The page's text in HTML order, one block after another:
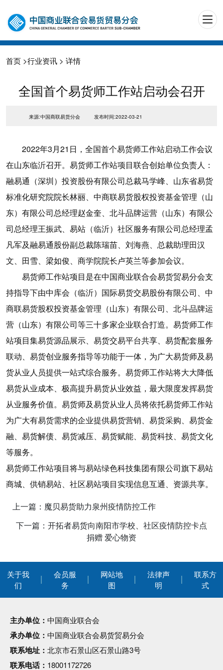
首页 >行业资讯 > 详情
全国首个易货师工作站启动会召开
来源:中国商联易货分会 发布时间:2022-03-21
2022年3月21日，全国首个易货师工作站启动工作会议
在山东临沂召开。易货师工作站项目联合创始单位负责人：
融易通（深圳）投资股份有限公司总裁马学峰、山东省易货
标准化研究院院长林丽、中商联易货股权投资基金管理（山
东）有限公司总经理赵金奎、北斗品牌运营（山东）有限公
司总经理王振武、易站（临沂）社区服务有限公司总经理孟
凡军及融易通股份副总裁陈瑞苗、刘海燕、总裁助理田汉
文、田雪、梁如俊、商学院院长卢英兰等参加会议。
易货师工作站项目是在中国商业联合会易货贸易分会支
持指导下由中库会（临沂）国际易货交易股份有限公司、中
商联易货股权投资基金管理（山东）有限公司、北斗品牌运
营（山东）有限公司等三十多家企业联合打造。易货师工作
站项目集易货源品展示、易货交易平台共享、易货配套服务
联动、易货创业服务指导等功能于一体，为广大易货师及易
货从业人员提供一站式综合服务。易货师工作站将大大降低
易货从业成本、极高提升易货从业效益，最大限度发挥易货
从业服务价值。易货师及易货从业人员将依托易货师工作站
为广大有易货需求的企业提供易货营销、易货采购、易货金
融、易货解债、易货减压、易货赋能、易货科技、易货文化
等服务。
易货师工作站项目将与易站绿色科技集团有限公司旗下易站
商城、供销易站、社区易站项目实现信息互通、资源共享。
上一篇：魔贝易货助力泉州疫情防控工作
下一篇：开拓者易货向南阳市学校、社区疫情防控卡点
捐赠 爱心物资
关于我
们
会员服
务
网站地
图
法律声
明
联系方
式
主办单位： 中国商业联合会
承办单位： 中国商业联合会易货贸易分会
联系地址： 北京市石景山区石景山路3号
联系电话： 18001172726